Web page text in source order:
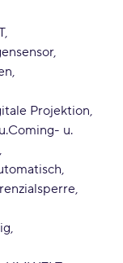
Projektion
u.